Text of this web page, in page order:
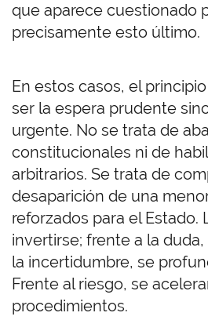
que aparece cuestionado
precisamente esto último.
En estos casos, el
ser la espera prudente
urgente. No se trata de
constitucionales ni de
arbitrarios. Se trata de
desaparición de una
reforzados para el Estado.
invertirse; frente a la
la incertidumbre, se
Frente al riesgo, se
procedimientos.